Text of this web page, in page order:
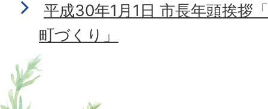
平成30年1月1日 市長年頭挨拶
町づくり」